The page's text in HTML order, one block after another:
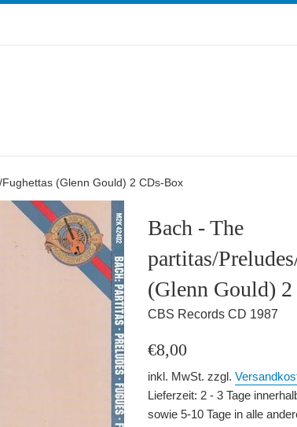
(Glenn Gould) 2 CDs-Box
Bach - The
partitas/
(Glenn Gould)
CBS Records CD 1987
Normaler
€8,00
inkl. MwSt. zzgl.
Lieferzeit: 2 - 3 Tage
sowie 5-10 Tage in alle